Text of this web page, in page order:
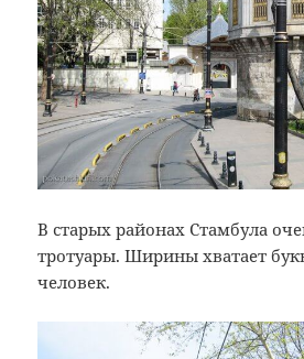
В старых районах Стамбула
тротуары. Ширины хватает
человек.